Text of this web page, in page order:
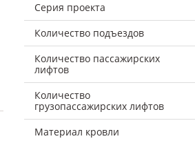
Серия проекта
Количество подъездов
Количество пассажирских
лифтов
Количество
грузопассажирских лифтов
Материал кровли